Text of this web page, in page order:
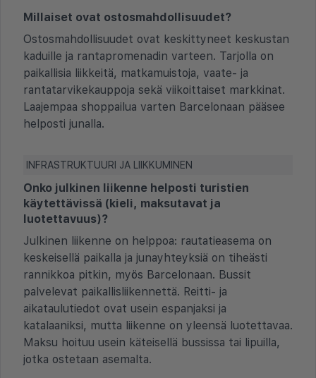
Millaiset ovat ostosmahdollisuudet?
Ostosmahdollisuudet ovat keskittyneet keskustan
kaduille ja rantapromenadin varteen. Tarjolla on
paikallisia liikkeitä, matkamuistoja, vaate- ja
rantatarvikekauppoja sekä viikoittaiset markkinat.
Laajempaa shoppailua varten Barcelonaan pääsee
helposti junalla.
INFRASTRUKTUURI JA LIIKKUMINEN
Onko julkinen liikenne helposti turistien
käytettävissä (kieli, maksutavat ja
luotettavuus)?
Julkinen liikenne on helppoa: rautatieasema on
keskeisellä paikalla ja junayhteyksiä on tiheästi
rannikkoa pitkin, myös Barcelonaan. Bussit
palvelevat paikallisliikennettä. Reitti- ja
aikataulutiedot ovat usein espanjaksi ja
katalaaniksi, mutta liikenne on yleensä luotettavaa.
Maksu hoituu usein käteisellä bussissa tai lipuilla,
jotka ostetaan asemalta.